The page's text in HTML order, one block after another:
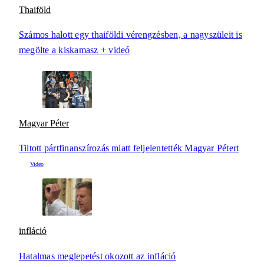
Thaiföld
Számos halott egy thaiföldi vérengzésben, a nagyszüleit is
megölte a kiskamasz + videó
Magyar Péter
Tiltott pártfinanszírozás miatt feljelentették Magyar Pétert
infláció
Hatalmas meglepetést okozott az infláció